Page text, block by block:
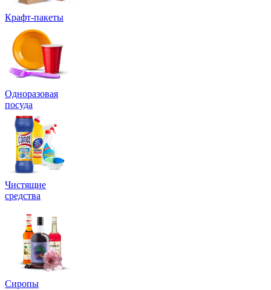
Крафт-пакеты
Одноразовая
посуда
Чистящие
средства
Сиропы